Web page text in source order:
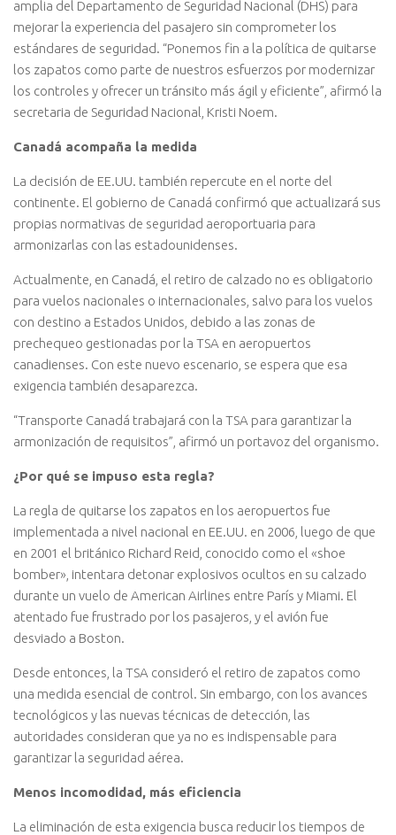
amplia del Departamento de Seguridad Nacional (DHS) para
mejorar la experiencia del pasajero sin comprometer los
estándares de seguridad. “Ponemos fin a la política de quitarse
los zapatos como parte de nuestros esfuerzos por modernizar
los controles y ofrecer un tránsito más ágil y eficiente”, afirmó la
secretaria de Seguridad Nacional, Kristi Noem.
Canadá acompaña la medida
La decisión de EE.UU. también repercute en el norte del
continente. El gobierno de Canadá confirmó que actualizará sus
propias normativas de seguridad aeroportuaria para
armonizarlas con las estadounidenses.
Actualmente, en Canadá, el retiro de calzado no es obligatorio
para vuelos nacionales o internacionales, salvo para los vuelos
con destino a Estados Unidos, debido a las zonas de
prechequeo gestionadas por la TSA en aeropuertos
canadienses. Con este nuevo escenario, se espera que esa
exigencia también desaparezca.
“Transporte Canadá trabajará con la TSA para garantizar la
armonización de requisitos”, afirmó un portavoz del organismo.
¿Por qué se impuso esta regla?
La regla de quitarse los zapatos en los aeropuertos fue
implementada a nivel nacional en EE.UU. en 2006, luego de que
en 2001 el británico Richard Reid, conocido como el «shoe
bomber», intentara detonar explosivos ocultos en su calzado
durante un vuelo de American Airlines entre París y Miami. El
atentado fue frustrado por los pasajeros, y el avión fue
desviado a Boston.
Desde entonces, la TSA consideró el retiro de zapatos como
una medida esencial de control. Sin embargo, con los avances
tecnológicos y las nuevas técnicas de detección, las
autoridades consideran que ya no es indispensable para
garantizar la seguridad aérea.
Menos incomodidad, más eficiencia
La eliminación de esta exigencia busca reducir los tiempos de